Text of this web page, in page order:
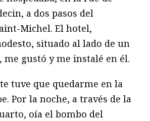
a dos pasos del
Michel. El hotel,
situado al lado de un
me gustó y me instalé en él.
tuve que quedarme en la
Por la noche, a través de la
oía el bombo del